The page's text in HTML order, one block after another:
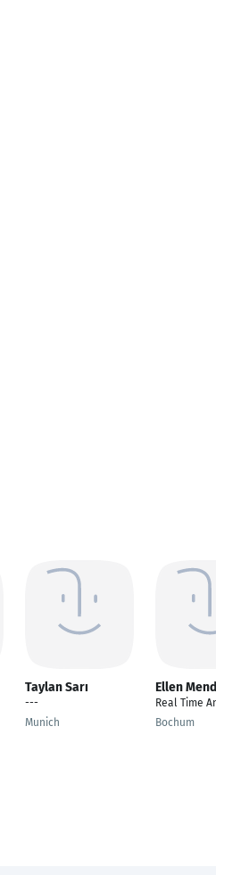
Taylan Sarı
---
Munich
Ellen Mendy
Real Time Analyst
Bochum